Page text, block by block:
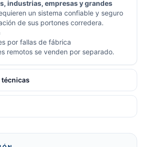
industrias, empresas y grandes
un sistema confiable y seguro
de sus portones corredera.
por fallas de fábrica
remotos se venden por separado.